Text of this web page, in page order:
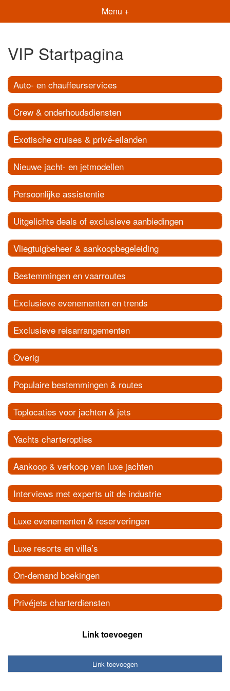
Menu +
VIP Startpagina
Auto- en chauffeurservices
Crew & onderhoudsdiensten
Exotische cruises & privé-eilanden
Nieuwe jacht- en jetmodellen
Persoonlijke assistentie
Uitgelichte deals of exclusieve aanbiedingen
Vliegtuigbeheer & aankoopbegeleiding
Bestemmingen en vaarroutes
Exclusieve evenementen en trends
Exclusieve reisarrangementen
Overig
Populaire bestemmingen & routes
Toplocaties voor jachten & jets
Yachts charteropties
Aankoop & verkoop van luxe jachten
Interviews met experts uit de industrie
Luxe evenementen & reserveringen
Luxe resorts en villa’s
On-demand boekingen
Privéjets charterdiensten
Link toevoegen
Link toevoegen